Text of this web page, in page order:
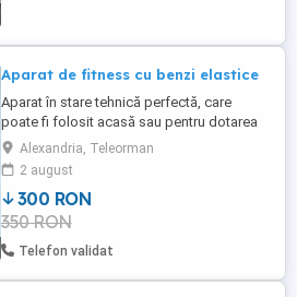
Aparat de fitness cu benzi elastice
Aparat în stare tehnică perfectă, care
poate fi folosit acasă sau pentru dotarea
unei săli de sport.
Alexandria, Teleorman
2 august
300 RON
350 RON
Telefon validat